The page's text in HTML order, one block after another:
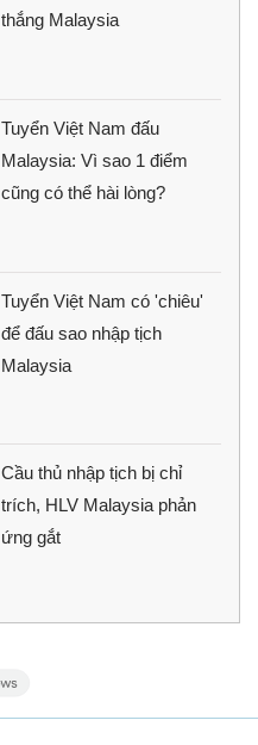
thắng Malaysia
Tuyển Việt Nam đấu
Malaysia: Vì sao 1 điểm
cũng có thể hài lòng?
Tuyển Việt Nam có 'chiêu'
để đấu sao nhập tịch
Malaysia
Cầu thủ nhập tịch bị chỉ
trích, HLV Malaysia phản
ứng gắt